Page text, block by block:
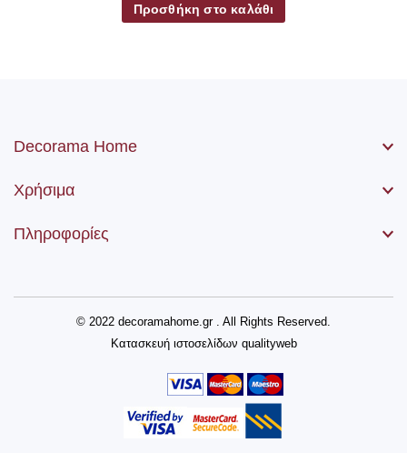
Προσθήκη στο καλάθι
Decorama Home
Χρήσιμα
Πληροφορίες
© 2022 decoramahome.gr . All Rights Reserved.
Κατασκευή ιστοσελίδων qualityweb